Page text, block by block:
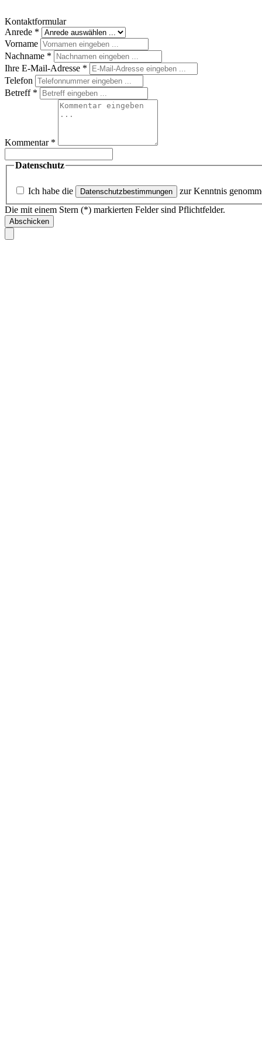
Kontaktformular
Anrede *
Vorname
Nachname *
Ihre E-Mail-Adresse *
Telefon
Betreff *
Kommentar *
Datenschutz
Ich habe die Datenschutzbestimmungen
zur Kenntnis
Die mit einem Stern (*) markierten Felder sind Pflichtfelder.
Abschicken